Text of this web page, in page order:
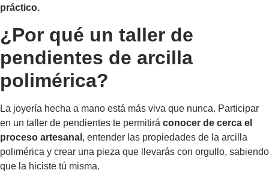
práctico.
¿Por qué un taller de
pendientes de arcilla
polimérica?
La joyería hecha a mano está más viva que nunca. Participar
en un taller de pendientes te permitirá conocer de cerca el
proceso artesanal , entender las propiedades de la arcilla
polimérica y crear una pieza que llevarás con orgullo, sabiendo
que la hiciste tú misma.